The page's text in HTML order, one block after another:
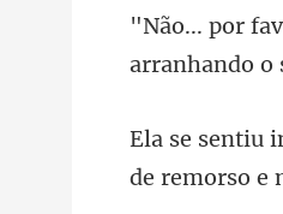
arranh
de remorso